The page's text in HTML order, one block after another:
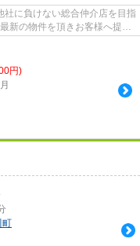
社に負けない総合仲介店を目指
新の物件を頂きお客様へ提供
円)
町